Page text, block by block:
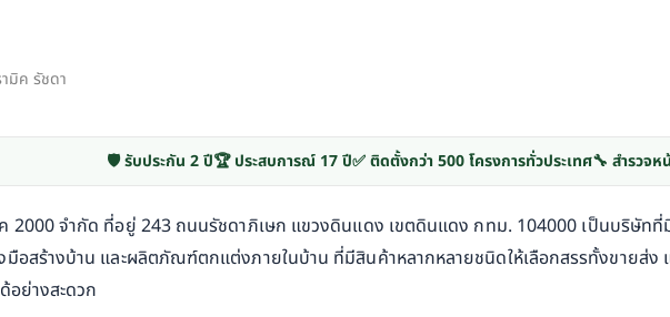
🛡️ รับประกัน 2 ปี🏆 ประสบการณ์ 17 ปี✅ ติดตั้งกว่า 500 โครงการทั่วประเทศ🔧 สำรวจห
2000 จำกัด ที่อยู่ 243 ถนนรัชดาภิเษก แขวงดินแดง เขตดินแดง กทม. 104000 เป็นบริษัทที่
อสร้างบ้าน และผลิตภัณฑ์ตกแต่งภายในบ้าน ที่มีสินค้าหลากหลายชนิดให้เลือกสรรทั้งขายส่ง
อย่างสะดวก